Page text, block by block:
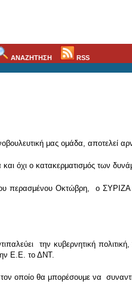
ΑΝΑΖΗΤΗΣΗ RSS
μας ομάδα, αποτελεί
όχι ο κατακερματισμός των
περασμένου Οκτώβρη, ο
την κυβερνητική
Ε.Ε. το ΔΝΤ.
τον οποίο θα μπορέσουμε να